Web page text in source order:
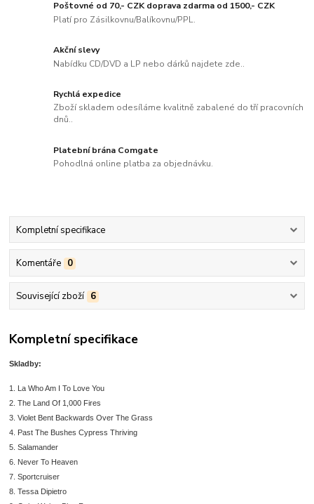
Poštovné od 70,- CZK doprava zdarma od 1500,- CZK
Platí pro Zásilkovnu/Balíkovnu/PPL.
Akční slevy
Nabídku CD/DVD a LP nebo dárků najdete zde..
Rychlá expedice
Zboží skladem odesíláme kvalitně zabalené do tří pracovních
dnů..
Platební brána Comgate
Pohodlná online platba za objednávku.
Kompletní specifikace
Komentáře 0
Související zboží 6
Kompletní specifikace
Skladby:
1. La Who Am I To Love You
2. The Land Of 1,000 Fires
3. Violet Bent Backwards Over The Grass
4. Past The Bushes Cypress Thriving
5. Salamander
6. Never To Heaven
7. Sportcruiser
8. Tessa Dipietro